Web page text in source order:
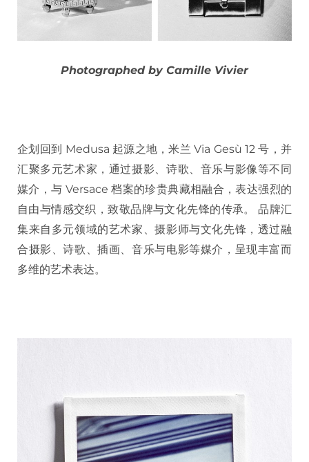
Photographed by Camille Vivier
企划回到 Medusa 起源之地，米兰 Via Gesù 12 号，并
汇聚多元艺术家，通过摄影、诗歌、音乐与影像等不同
媒介，与 Versace 档案的珍贵典藏相融合，表达强烈的
自由与情感交织，致敬品牌与文化先锋的传承。 品牌汇
集来自多元领域的艺术家、摄影师与文化先锋，透过融
合摄影、诗歌、插画、音乐与电影等媒介，呈现丰富而
多维的艺术表达。